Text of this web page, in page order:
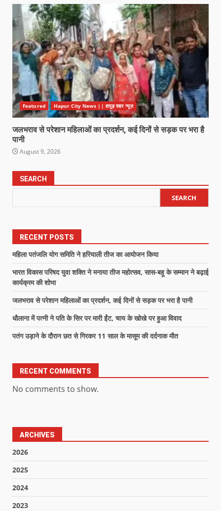
Featured Hapur City News || हापुड़ शहर न्यूज़
जलभराव से परेशान महिलाओं का प्रदर्शन, कई दिनों से सड़क पर भरा है
पानी
August 9, 2026
SEARCH
SEARCH
RECENT POSTS
महिला पतंजलि योग समिति ने हरियाली तीज का आयोजन किया
भारत विकास परिषद युवा शक्ति ने मनाया तीज महोत्सव, सास-बहू के सम्मान ने बढ़ाई
कार्यक्रम की शोभा
जलभराव से परेशान महिलाओं का प्रदर्शन, कई दिनों से सड़क पर भरा है पानी
धौलाना में पत्नी ने पति के सिर पर मारी ईंट, चाय के खोखे पर हुआ विवाद
पतंग उड़ाने के दौरान छत से गिरकर 11 साल के मासूम की दर्दनाक मौत
RECENT COMMENTS
No comments to show.
ARCHIVES
2026
2025
2024
2023